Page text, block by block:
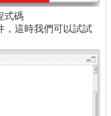
式碼
，這時我們可以試試